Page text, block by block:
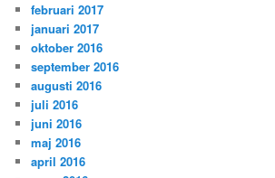
februari 2017
januari 2017
oktober 2016
september 2016
augusti 2016
juli 2016
juni 2016
maj 2016
april 2016